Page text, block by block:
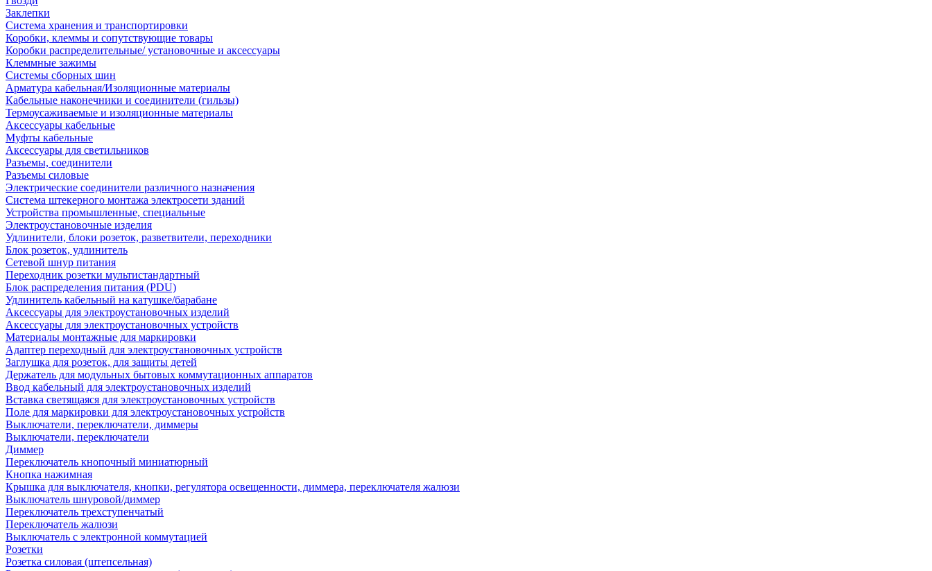
Заклепки
Система хранения и транспортировки
Коробки, клеммы и сопутствующие товары
Коробки распределительные/ установочные и аксессуары
Клеммные зажимы
Системы сборных шин
Арматура кабельная/Изоляционные материалы
Кабельные наконечники и соединители (гильзы)
Термоусаживаемые и изоляционные материалы
Аксессуары кабельные
Муфты кабельные
Аксессуары для светильников
Разъемы, соединители
Разъемы силовые
Электрические соединители различного назначения
Система штекерного монтажа электросети зданий
Устройства промышленные, специальные
Электроустановочные изделия
Удлинители, блоки розеток, разветвители, переходники
Блок розеток, удлинитель
Сетевой шнур питания
Переходник розетки мультистандартный
Блок распределения питания (PDU)
Удлинитель кабельный на катушке/барабане
Аксессуары для электроустановочных изделий
Аксессуары для электроустановочных устройств
Материалы монтажные для маркировки
Адаптер переходный для электроустановочных устройств
Заглушка для розеток, для защиты детей
Держатель для модульных бытовых коммутационных аппаратов
Ввод кабельный для электроустановочных изделий
Вставка светящаяся для электроустановочных устройств
Поле для маркировки для электроустановочных устройств
Выключатели, переключатели, диммеры
Выключатели, переключатели
Диммер
Переключатель кнопочный миниатюрный
Кнопка нажимная
Крышка для выключателя, кнопки, регулятора освещенности, диммера, переключателя жалюзи
Выключатель шнуровой/диммер
Переключатель трехступенчатый
Переключатель жалюзи
Выключатель с электронной коммутацией
Розетки
Розетка силовая (штепсельная)